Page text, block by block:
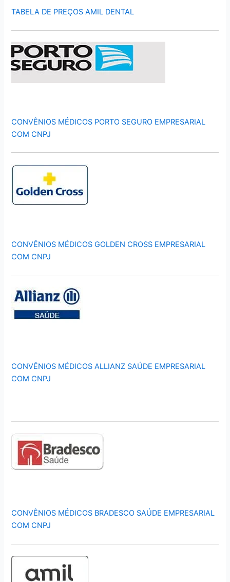
TABELA DE PREÇOS AMIL DENTAL
CONVÊNIOS MÉDICOS PORTO SEGURO EMPRESARIAL
COM CNPJ
CONVÊNIOS MÉDICOS GOLDEN CROSS EMPRESARIAL
COM CNPJ
CONVÊNIOS MÉDICOS ALLIANZ SAÚDE EMPRESARIAL
COM CNPJ
CONVÊNIOS MÉDICOS BRADESCO SAÚDE EMPRESARIAL
COM CNPJ